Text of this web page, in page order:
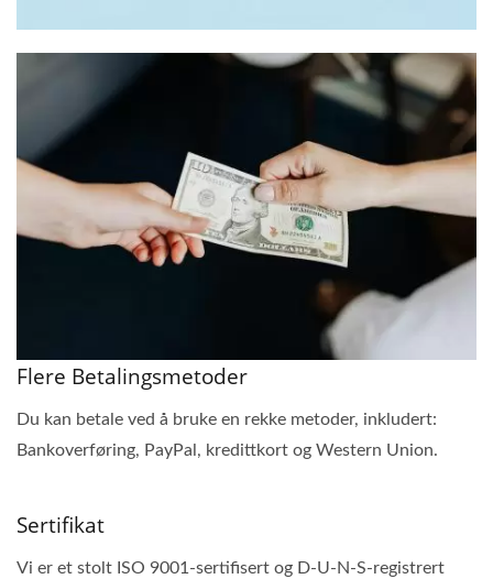
Flere Betalingsmetoder
Du kan betale ved å bruke en rekke metoder, inkludert:
Bankoverføring, PayPal, kredittkort og Western Union.
Sertifikat
Vi er et stolt ISO 9001-sertifisert og D-U-N-S-registrert